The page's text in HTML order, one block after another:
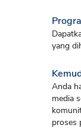
yang
Anda
media
proses